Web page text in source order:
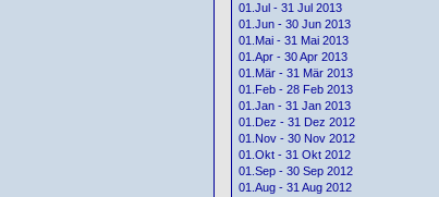
01.Jul - 31 Jul 2013
01.Jun - 30 Jun 2013
01.Mai - 31 Mai 2013
01.Apr - 30 Apr 2013
01.Mär - 31 Mär 2013
01.Feb - 28 Feb 2013
01.Jan - 31 Jan 2013
01.Dez - 31 Dez 2012
01.Nov - 30 Nov 2012
01.Okt - 31 Okt 2012
01.Sep - 30 Sep 2012
01.Aug - 31 Aug 2012